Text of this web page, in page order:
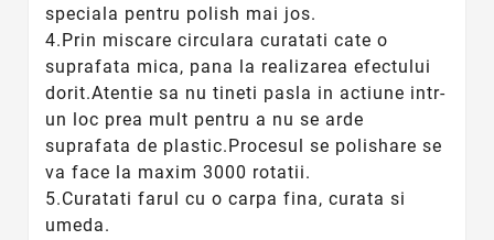
speciala pentru polish mai jos.
4.Prin miscare circulara curatati cate o
suprafata mica, pana la realizarea efectului
dorit.Atentie sa nu tineti pasla in actiune intr-
un loc prea mult pentru a nu se arde
suprafata de plastic.Procesul se polishare se
va face la maxim 3000 rotatii.
5.Curatati farul cu o carpa fina, curata si
umeda.